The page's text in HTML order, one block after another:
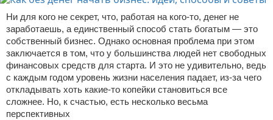
Ни для кого не секрет, что, работая на кого-то, денег не
заработаешь, а единственный способ стать богатым — это
собственный бизнес. Однако основная проблема при этом
заключается в том, что у большинства людей нет свободных
финансовых средств для старта. И это не удивительно, ведь
с каждым годом уровень жизни населения падает, из-за чего
откладывать хоть какие-то копейки становиться все
сложнее. Но, к счастью, есть несколько весьма
перспективных